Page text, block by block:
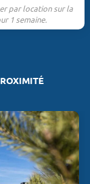
par location sur la
1 semaine.